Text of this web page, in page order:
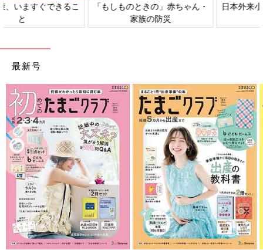
日本外来小児科学会リーフレッ
六星占術 細木かおりさんの人生
最新号